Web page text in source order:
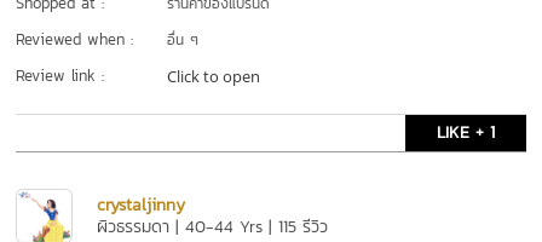
Reviewed when : อื่น ๆ
Review link : Click to open
LIKE + 1
crystaljinny
ผิวธรรมดา | 40-44 Yrs | 115 รีวิว